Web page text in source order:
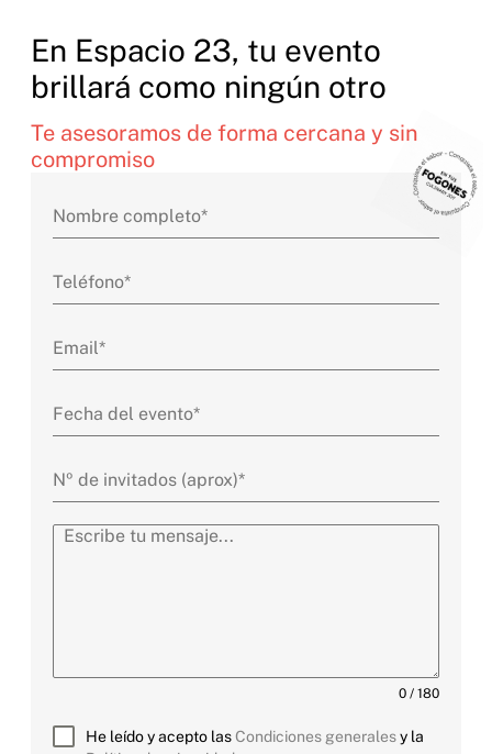
En Espacio 23, tu evento
brillará como ningún otro
Te asesoramos de forma cercana y sin
compromiso
0 / 180
He leído y acepto lasCondiciones generalesy la